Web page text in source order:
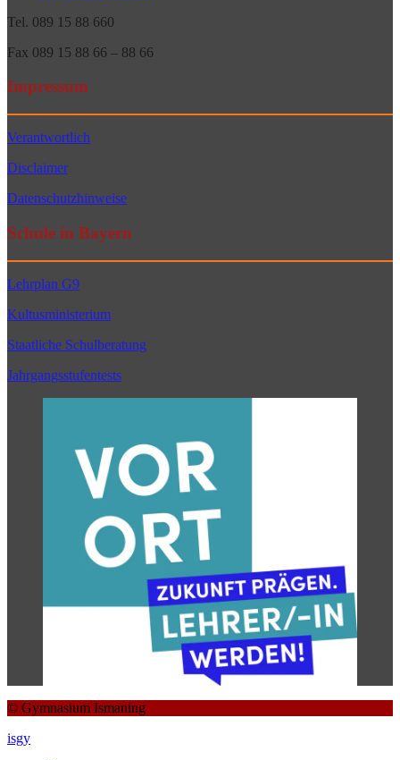
Tel. 089 15 88 660
Fax 089 15 88 66 – 88 66
Impressum
Verantwortlich
Disclaimer
Datenschutzhinweise
Schule in Bayern
Lehrplan G9
Kultusministerium
Staatliche Schulberatung
Jahrgangsstufentests
© Gymnasium Ismaning
isgy